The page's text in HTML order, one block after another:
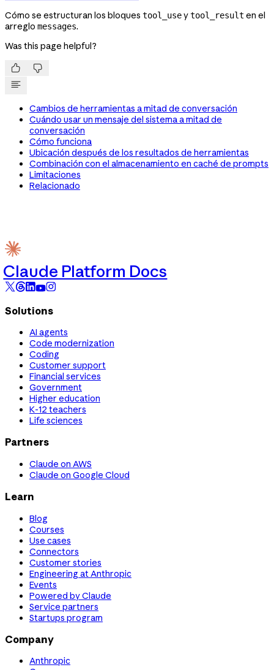
Cómo se estructuran los bloques tool_useytool_result en el
arreglo messages.
Was this page helpful?
 
Cambios de herramientas a mitad de conversación
Cuándo usar un mensaje del sistema a mitad de
conversación
Cómo funciona
Ubicación después de los resultados de herramientas
Combinación con el almacenamiento en caché de prompts
Limitaciones
Relacionado
Claude Platform Docs
Solutions
AI agents
Code modernization
Coding
Customer support
Financial services
Government
Higher education
K-12 teachers
Life sciences
Partners
Claude on AWS
Claude on Google Cloud
Learn
Blog
Courses
Use cases
Connectors
Customer stories
Engineering at Anthropic
Events
Powered by Claude
Service partners
Startups program
Company
Anthropic